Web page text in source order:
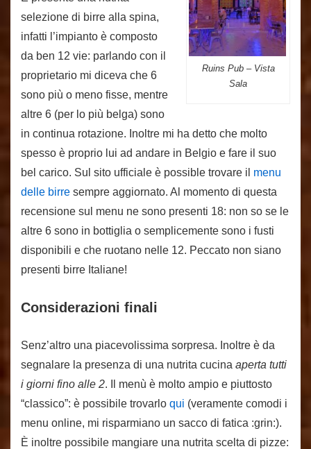
Ruins Pub – Vista
Sala
selezione di birre alla spina,
infatti l’impianto è composto
da ben 12 vie: parlando con il
proprietario mi diceva che 6
sono più o meno fisse, mentre
altre 6 (per lo più belga) sono
in continua rotazione. Inoltre mi ha detto che molto
spesso è proprio lui ad andare in Belgio e fare il suo
bel carico. Sul sito ufficiale è possible trovare il menu
delle birre sempre aggiornato. Al momento di questa
recensione sul menu ne sono presenti 18: non so se le
altre 6 sono in bottiglia o semplicemente sono i fusti
disponibili e che ruotano nelle 12. Peccato non siano
presenti birre Italiane!
Considerazioni finali
Senz’altro una piacevolissima sorpresa. Inoltre è da
segnalare la presenza di una nutrita cucina aperta tutti
i giorni fino alle 2. Il menù è molto ampio e piuttosto
“classico”: è possibile trovarlo qui (veramente comodi i
menu online, mi risparmiano un sacco di fatica :grin:).
È inoltre possibile mangiare una nutrita scelta di pizze: